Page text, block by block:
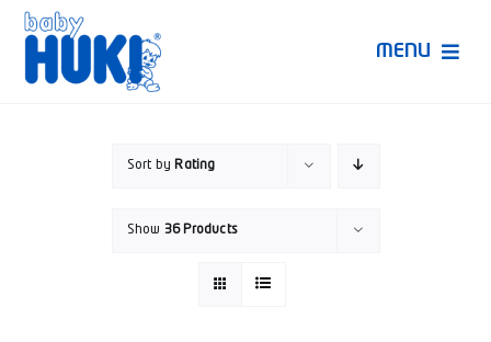
Skip
content
MENU
Sort by Rating
Show 36 Products